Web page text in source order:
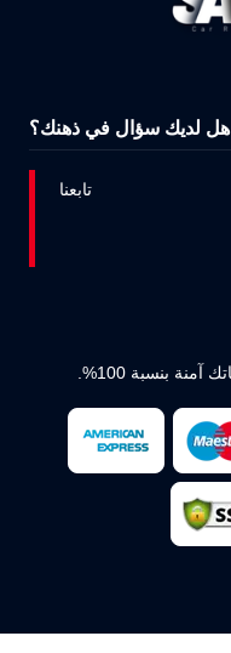
هل لديك سؤال في ذهنك؟
تابعنا